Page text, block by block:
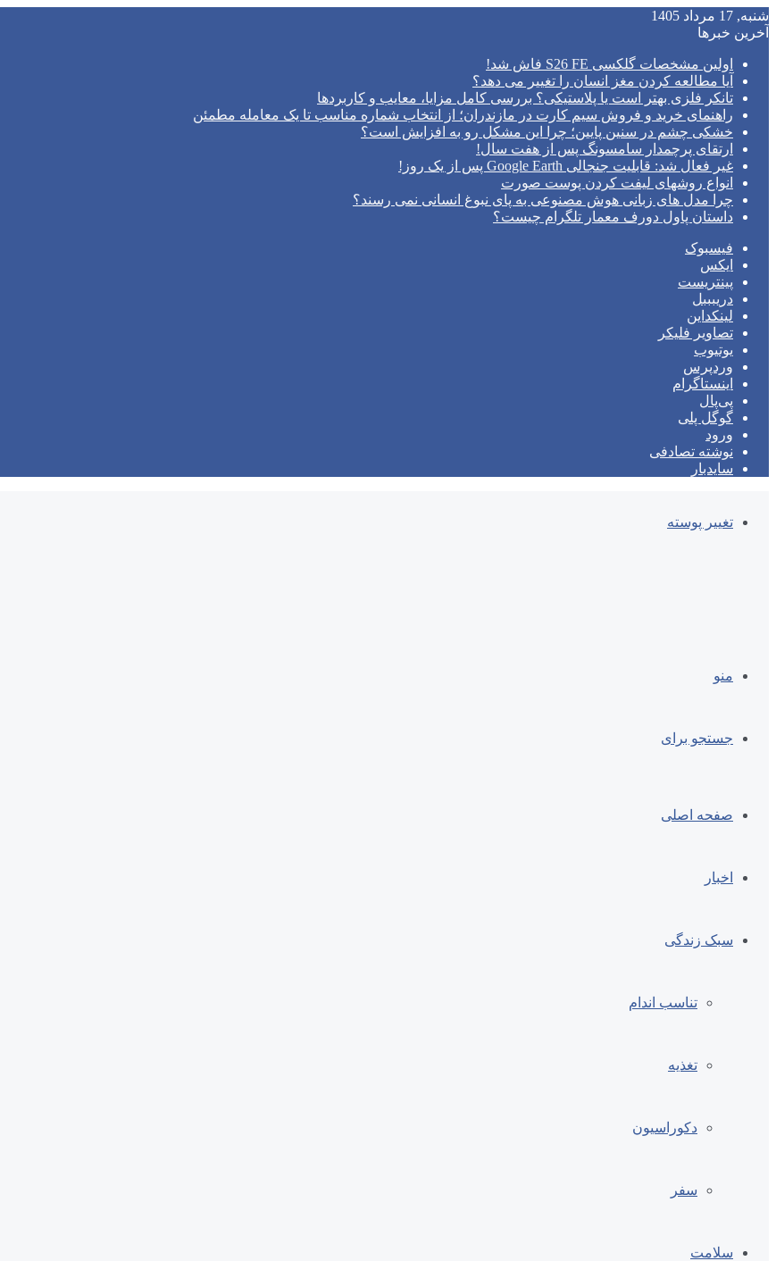
شنبه, 17 مرداد 1405
آخرین خبرها
اولین مشخصات گلکسی S26 FE فاش شد!
آیا مطالعه کردن مغز انسان را تغییر می‌ دهد؟
تانکر فلزی بهتر است یا پلاستیکی؟ بررسی کامل مزایا، معایب و کاربردها
راهنمای خرید و فروش سیم کارت در مازندران؛ از انتخاب شماره مناسب تا یک معامله مطمئن
خشکی چشم در سنین پایین؛ چرا این مشکل رو به افزایش است؟
ارتقای پرچمدار سامسونگ پس از هفت سال!
غیر فعال شد: قابلیت جنجالی Google Earth پس از یک روز!
انواع روشهای لیفت کردن پوست صورت
چرا مدل‌ های زبانی هوش مصنوعی به پای نبوغ انسانی نمی‌ رسند؟
داستان پاول دورف معمار تلگرام چیست؟
فیسبوک
ایکس
پینتریست
دریبببل
لینکداین
تصاویر فلیکر
یوتیوب
وردپرس
اینستاگرام
پی‌پال
گوگل پلی
ورود
نوشته تصادفی
سایدبار
تغییر پوسته
منو
جستجو برای
صفحه اصلی
اخبار
سبک زندگی
تناسب اندام
تغذیه
دکوراسیون
سفر
سلامت